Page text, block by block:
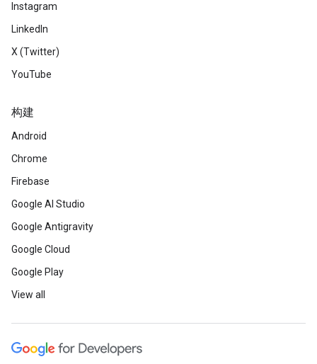
Instagram
LinkedIn
X (Twitter)
YouTube
构建
Android
Chrome
Firebase
Google AI Studio
Google Antigravity
Google Cloud
Google Play
View all